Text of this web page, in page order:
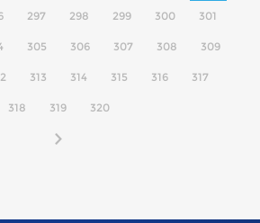
297 298 299 300 301
305 306 307 308 309
313 314 315 316 317
318 319 320